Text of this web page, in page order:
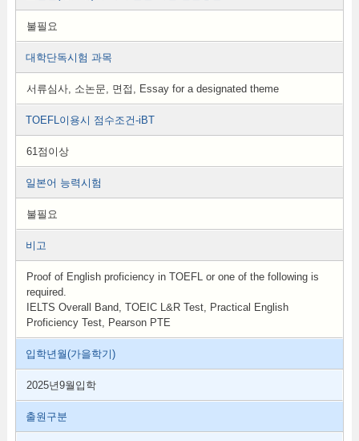
불필요
대학단독시험 과목
서류심사, 소논문, 면접, Essay for a designated theme
TOEFL이용시 점수조건-iBT
61점이상
일본어 능력시험
불필요
비고
Proof of English proficiency in TOEFL or one of the following is
required.
IELTS Overall Band, TOEIC L&R Test, Practical English
Proficiency Test, Pearson PTE
입학년월(가을학기)
2025년9월입학
출원구분